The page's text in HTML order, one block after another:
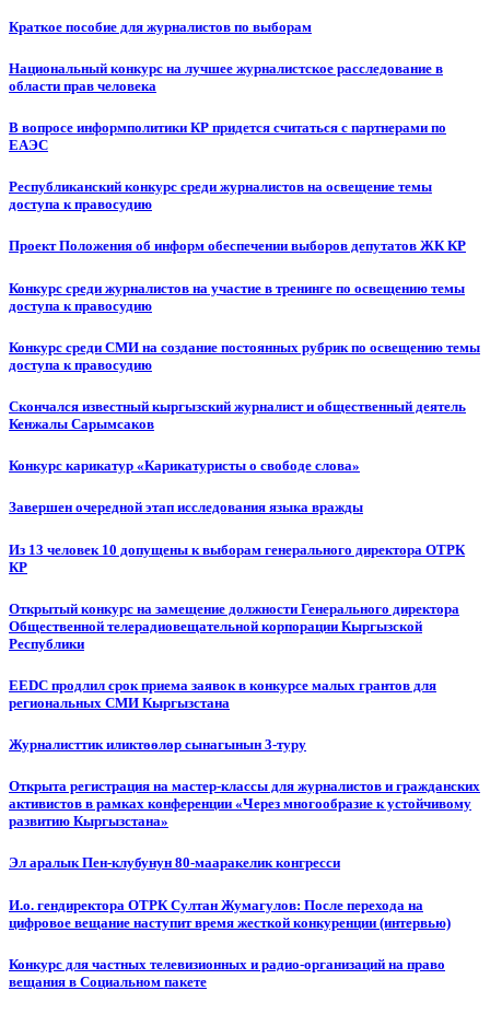
Краткое пособие для журналистов по выборам
Национальный конкурс на лучшее журналистское расследование в
области прав человека
В вопросе информполитики КР придется считаться с партнерами по
ЕАЭС
Республиканский конкурс среди журналистов на освещение темы
доступа к правосудию
Проект Положения об информ обеспечении выборов депутатов ЖК КР
Конкурс среди журналистов на участие в тренинге по освещению темы
доступа к правосудию
Конкурс среди СМИ на создание постоянных рубрик по освещению темы
доступа к правосудию
Скончался известный кыргызский журналист и общественный деятель
Кенжалы Сарымсаков
Конкурс карикатур «Карикатуристы о свободе слова»
Завершен очередной этап исследования языка вражды
Из 13 человек 10 допущены к выборам генерального директора ОТРК
КР
Открытый конкурс на замещение должности Генерального директора
Общественной телерадиовещательной корпорации Кыргызской
Республики
EEDC продлил срок приема заявок в конкурсе малых грантов для
региональных СМИ Кыргызстана
Журналисттик иликтөөлөр сынагынын 3-туру
Открыта регистрация на мастер-классы для журналистов и гражданских
активистов в рамках конференции «Через многообразие к устойчивому
развитию Кыргызстана»
Эл аралык Пен-клубунун 80-мааракелик конгресси
И.о. гендиректора ОТРК Султан Жумагулов: После перехода на
цифровое вещание наступит время жесткой конкуренции (интервью)
Конкурс для частных телевизионных и радио-организаций на право
вещания в Социальном пакете